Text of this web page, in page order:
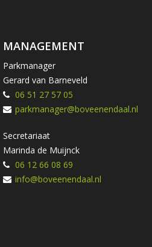
MANAGEMENT
Parkmanager
Gerard van Barneveld
06 51 27 57 05
parkmanager@boveenendaal.nl
Secretariaat
Marinda de Muijnck
06 12 66 08 69
info@boveenendaal.nl